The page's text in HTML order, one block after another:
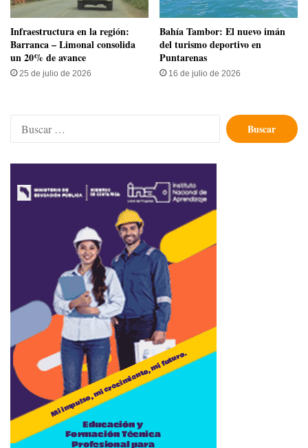
Infraestructura en la región:
Barranca – Limonal consolida
un 20% de avance
25 de julio de 2026
Bahía Tambor: El nuevo imán
del turismo deportivo en
Puntarenas
16 de julio de 2026
Buscar: